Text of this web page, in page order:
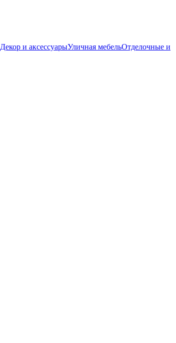
Декор и аксессуарыУличная мебельОтделочные и